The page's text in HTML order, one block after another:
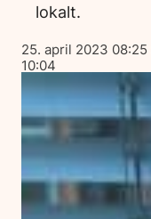
lokalt.
Lagt
ut
på
25. april 2023 08:25
10:04